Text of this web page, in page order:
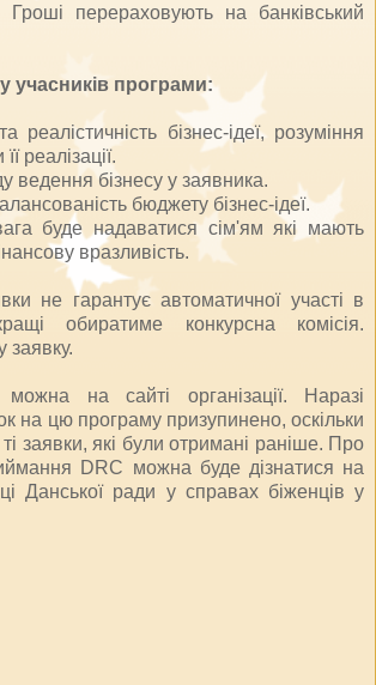
перераховують на банківський
учасників програми:
реалістичність бізнес-ідеї, розуміння
реалізації.
ведення бізнесу у заявника.
бюджету бізнес-ідеї.
буде надаватися сім'ям які мають
вразливість.
не гарантує автоматичної участі в
обиратиме конкурсна комісія.
заявку.
на сайті організації. Наразі
на цю програму призупинено, оскільки
заявки, які були отримані раніше. Про
DRC можна буде дізнатися на
Данської ради у справах біженців у